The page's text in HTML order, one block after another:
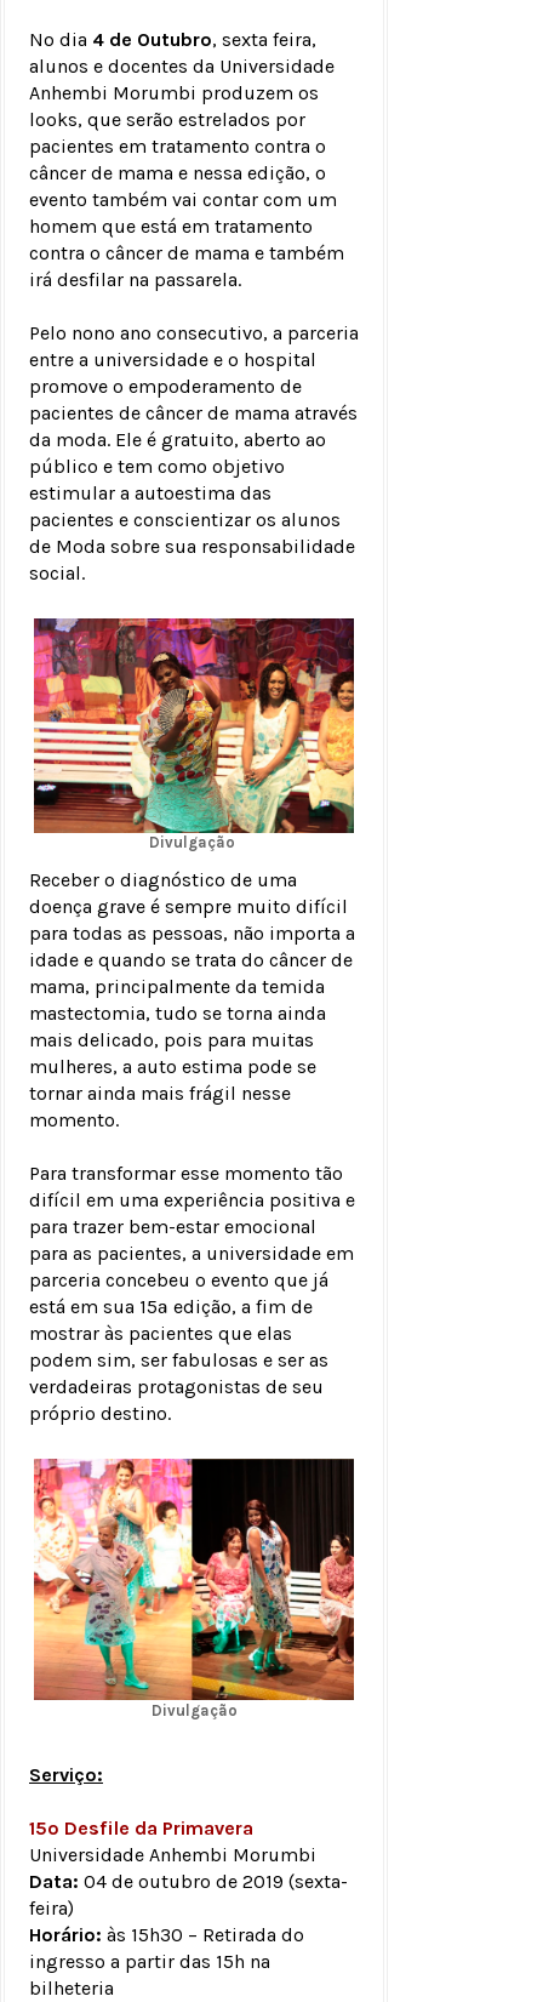
No dia 4 de Outubro, sexta feira,
alunos e docentes da Universidade
Anhembi Morumbi produzem os
looks, que serão estrelados por
pacientes em tratamento contra o
câncer de mama e nessa edição, o
evento também vai contar com um
homem que está em tratamento
contra o câncer de mama e também
irá desfilar na passarela.
Pelo nono ano consecutivo, a parceria
entre a universidade e o hospital
promove o empoderamento de
pacientes de câncer de mama através
da moda. Ele é gratuito, aberto ao
público e tem como objetivo
estimular a autoestima das
pacientes e conscientizar os alunos
de Moda sobre sua responsabilidade
social.
Divulgação
Receber o diagnóstico de uma
doença grave é sempre muito difícil
para todas as pessoas, não importa a
idade e quando se trata do câncer de
mama, principalmente da temida
mastectomia, tudo se torna ainda
mais delicado, pois para muitas
mulheres, a auto estima pode se
tornar ainda mais frágil nesse
momento.
Para transformar esse momento tão
difícil em uma experiência positiva e
para trazer bem-estar emocional
para as pacientes, a universidade em
parceria concebeu o evento que já
está em sua 15ª edição, a fim de
mostrar às pacientes que elas
podem sim, ser fabulosas e ser as
verdadeiras protagonistas de seu
próprio destino.
Divulgação
Serviço:
15º Desfile da Primavera
Universidade Anhembi Morumbi
Data: 04 de outubro de 2019 (sexta-
feira)
Horário: às 15h30 – Retirada do
ingresso a partir das 15h na
bilheteria